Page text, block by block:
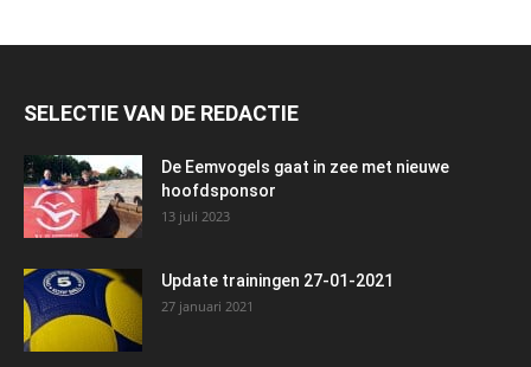
SELECTIE VAN DE REDACTIE
De Eemvogels gaat in zee met nieuwe
hoofdsponsor
13 juli 2023
Update trainingen 27-01-2021
27 januari 2021